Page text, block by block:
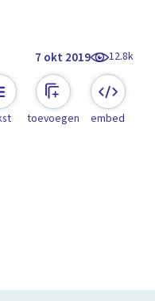
7 okt 2019 12.8k
toevoegen embed